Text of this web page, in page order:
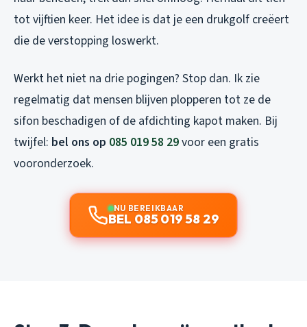
tot vijftien keer. Het idee is dat je een drukgolf creëert
die de verstopping loswerkt.
Werkt het niet na drie pogingen? Stop dan. Ik zie
regelmatig dat mensen blijven plopperen tot ze de
sifon beschadigen of de afdichting kapot maken. Bij
twijfel: bel ons op 085 019 58 29voor een gratis
vooronderzoek.
NU BEREIKBAAR
BEL 085 019 58 29